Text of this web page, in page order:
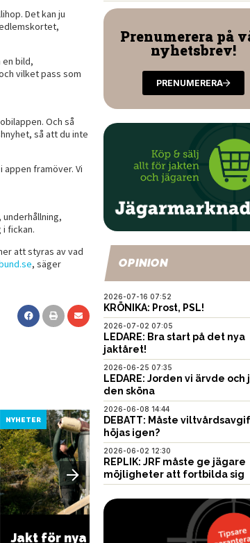
Det kan ju
en bild,
vilket pass som
Och så
så att du inte
appen framöver. Vi
fickan.
att styras av vad
, säger
NYHETER
Jakt för nya jägare i
NYHETER
Prenumerera på
nyhetsbrev!
PRENUMERERA
OPINION
2026-07-16 07:52
KRÖNIKA: Prost, PSL!
2026-07-02 07:05
LEDARE: Bra start på det nya
jaktåret!
2026-06-25 07:35
LEDARE: Jorden vi ärvde och
den sköna
2026-06-08 14:44
DEBATT: Måste
höjas igen?
2026-06-02 12:30
REPLIK: JRF måste ge jägare
möjligheter att fortbilda sig